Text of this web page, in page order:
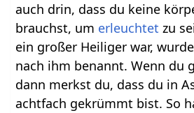
auch drin, dass du keine
brauchst, um erleuchtet zu
ein großer Heiliger war,
nach ihm benannt. Wenn du
dann merkst du, dass du in
achtfach gekrümmt bist. So